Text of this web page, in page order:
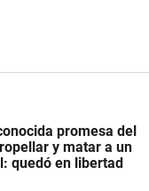
promesa del
y matar a un
quedó en libertad